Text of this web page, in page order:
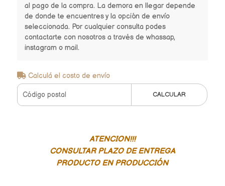
al pago de la compra. La demora en llegar depende
de donde te encuentres y la opción de envío
seleccionada. Por cualquier consulta podes
contactarte con nosotros a través de whassap,
instagram o mail.
Calculá el costo de envío
CALCULAR
ATENCION!!!
CONSULTAR PLAZO DE ENTREGA
PRODUCTO EN PRODUCCIÓN